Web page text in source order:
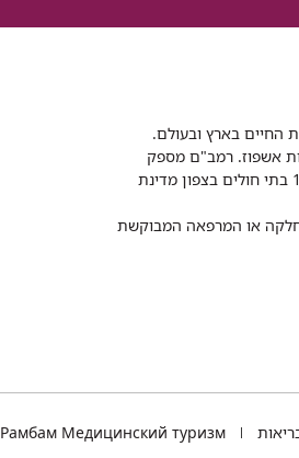
החיים בארץ ובעולם.
ממשלתי אקדמי, המסונף לפקולטה לרפואה של הטכניון ומונה כ- 1000 מיטות אשפוז. רמב"ם מספק
שירותי רפואה לכ-2,700,000 תושבים, צה"ל וכוחות הביטחון, ומשמש כבית חולים על אזורי עבור 12 בתי חולים בצפון מדינת
או המרפאה המבוקשת
Рамбам Медицинский туризм